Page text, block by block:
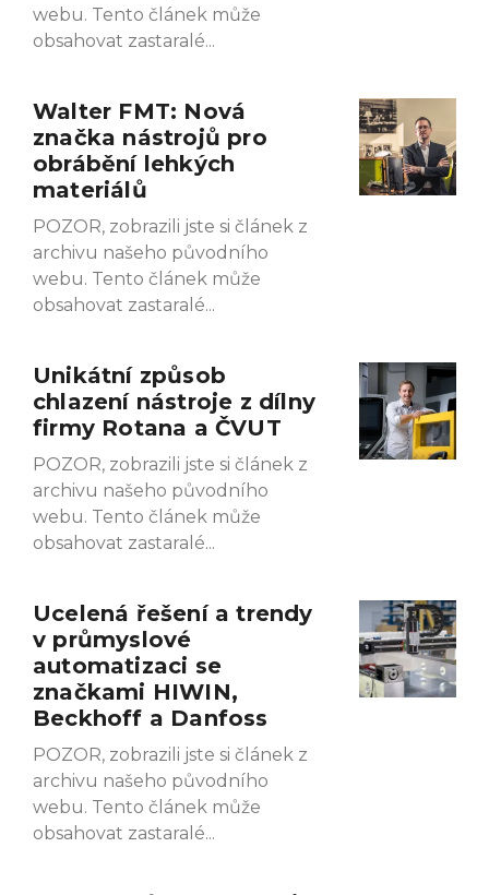
webu. Tento článek může
obsahovat zastaralé
Walter FMT: Nová
značka nástrojů pro
obrábění lehkých
materiálů
POZOR, zobrazili jste si článek z
archivu našeho původního
webu. Tento článek může
obsahovat zastaralé
Unikátní způsob
chlazení nástroje z dílny
firmy Rotana a ČVUT
POZOR, zobrazili jste si článek z
archivu našeho původního
webu. Tento článek může
obsahovat zastaralé
Ucelená řešení a trendy
v průmyslové
automatizaci se
značkami HIWIN,
Beckhoff a Danfoss
POZOR, zobrazili jste si článek z
archivu našeho původního
webu. Tento článek může
obsahovat zastaralé